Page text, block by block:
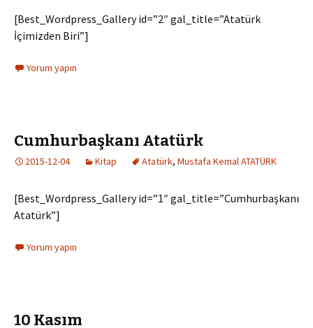
[Best_Wordpress_Gallery id=”2″ gal_title=”Atatürk
İçimizden Biri”]
Yorum yapın
Cumhurbaşkanı Atatürk
2015-12-04 Kitap Atatürk, Mustafa Kemal ATATÜRK
[Best_Wordpress_Gallery id=”1″ gal_title=”Cumhurbaşkanı
Atatürk”]
Yorum yapın
10 Kasım